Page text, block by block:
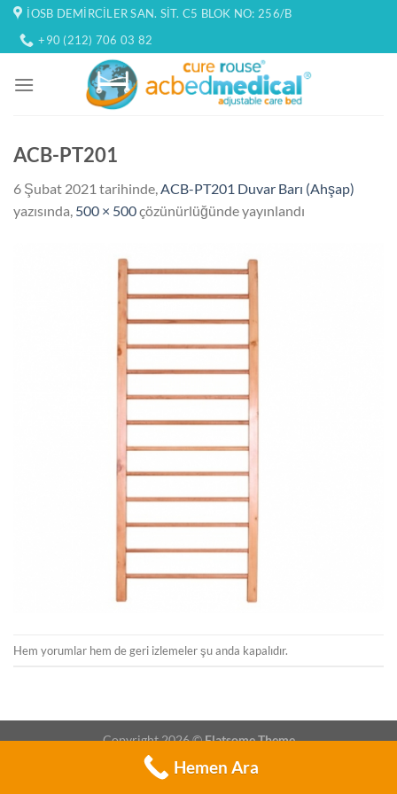
İçeriğe
atla
İOSB DEMIRCILER SAN. SIT. C5 BLOK NO: 256/B
+90 (212) 706 03 82
ACB-PT201
6 Şubat 2021 tarihinde,ACB-PT201 Duvar Barı (Ahşap)
yazısında, 500 × 500çözünürlüğünde yayınlandı
Hem yorumlar hem de geri izlemeler şu anda kapalıdır.
Copyright 2026 ©Flatsome Theme
Hemen Ara